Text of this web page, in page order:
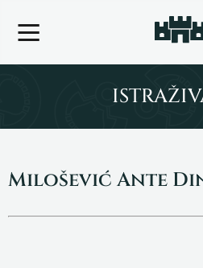
Milošević Ante